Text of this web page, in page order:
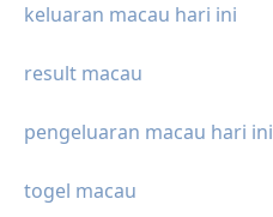
keluaran macau hari ini
result macau
pengeluaran macau hari ini
togel macau